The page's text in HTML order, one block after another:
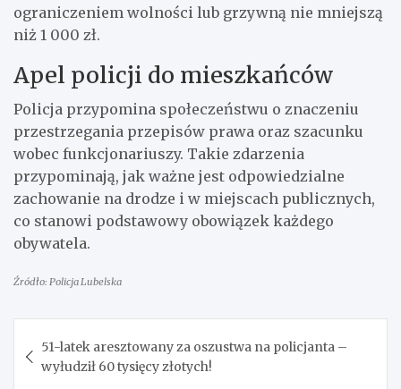
ograniczeniem wolności lub grzywną nie mniejszą
niż 1 000 zł.
Apel policji do mieszkańców
Policja przypomina społeczeństwu o znaczeniu
przestrzegania przepisów prawa oraz szacunku
wobec funkcjonariuszy. Takie zdarzenia
przypominają, jak ważne jest odpowiedzialne
zachowanie na drodze i w miejscach publicznych,
co stanowi podstawowy obowiązek każdego
obywatela.
Źródło: Policja Lubelska
wpisu
51-latek aresztowany za oszustwa na policjanta –
wyłudził 60 tysięcy złotych!